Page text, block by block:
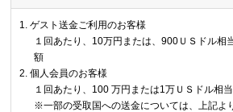
ゲスト送金ご利用のお客様
１回あたり、10万円または、900ＵＳドル相
額
個人会員のお客様
１回あたり、100 万円または1万ＵＳドル相
※一部の受取国への送金については、上記よ